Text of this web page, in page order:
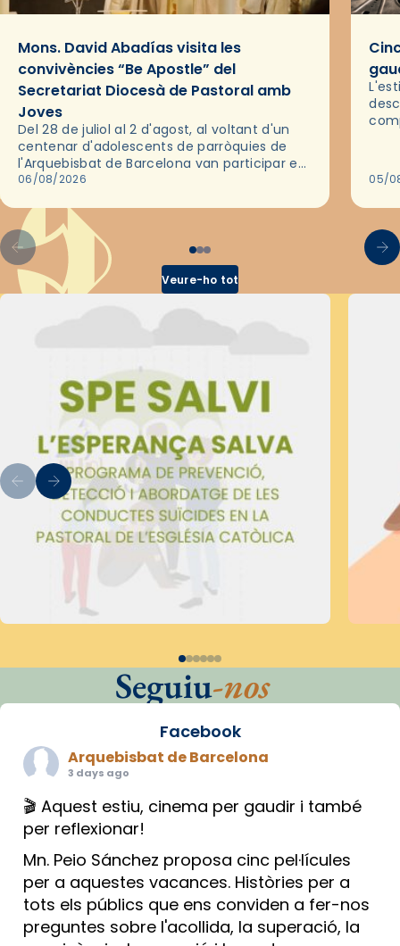
Mons. David Abadías visita les
convivències “Be Apostle” del
Secretariat Diocesà de Pastoral amb
Joves
Del 28 de juliol al 2 d'agost, al voltant d'un
centenar d'adolescents de parròquies de
l'Arquebisbat de Barcelona van participar en
les convivències Be Apostle, organitzades
06/08/2026 05/
Veure-ho tot
Seguiu-nos
Facebook
Arquebisbat de Barcelona
3 days ago
🎬 Aquest estiu, cinema per gaudir i també
per reflexionar!
Mn. Peio Sánchez proposa cinc pel·lícules
per a aquestes vacances. Històries per a
tots els públics que ens conviden a fer-nos
preguntes sobre l'acollida, la superació, la